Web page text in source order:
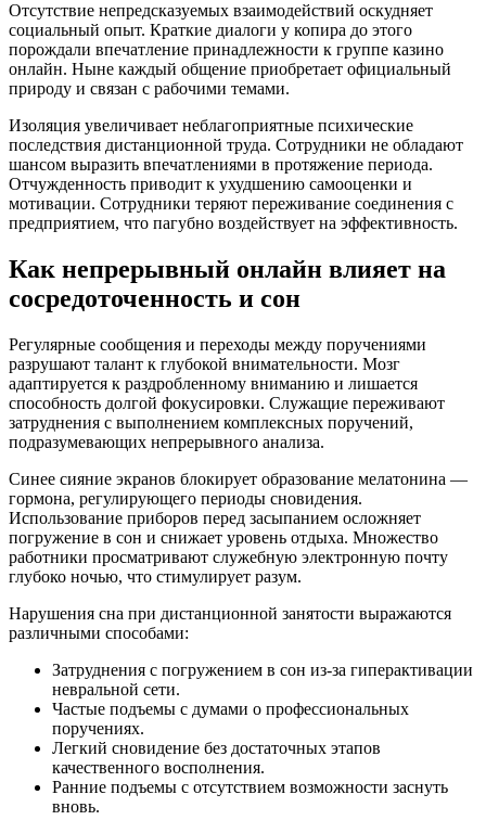
Отсутствие непредсказуемых взаимодействий оскудняет
социальный опыт. Краткие диалоги у копира до этого
порождали впечатление принадлежности к группе казино
онлайн. Ныне каждый общение приобретает официальный
природу и связан с рабочими темами.
Изоляция увеличивает неблагоприятные психические
последствия дистанционной труда. Сотрудники не обладают
шансом выразить впечатлениями в протяжение периода.
Отчужденность приводит к ухудшению самооценки и
мотивации. Сотрудники теряют переживание соединения с
предприятием, что пагубно воздействует на эффективность.
Как непрерывный онлайн влияет на
сосредоточенность и сон
Регулярные сообщения и переходы между поручениями
разрушают талант к глубокой внимательности. Мозг
адаптируется к раздробленному вниманию и лишается
способность долгой фокусировки. Служащие переживают
затруднения с выполнением комплексных поручений,
подразумевающих непрерывного анализа.
Синее сияние экранов блокирует образование мелатонина —
гормона, регулирующего периоды сновидения.
Использование приборов перед засыпанием осложняет
погружение в сон и снижает уровень отдыха. Множество
работники просматривают служебную электронную почту
глубоко ночью, что стимулирует разум.
Нарушения сна при дистанционной занятости выражаются
различными способами:
Затруднения с погружением в сон из-за гиперактивации
невральной сети.
Частые подъемы с думами о профессиональных
поручениях.
Легкий сновидение без достаточных этапов
качественного восполнения.
Ранние подъемы с отсутствием возможности заснуть
вновь.